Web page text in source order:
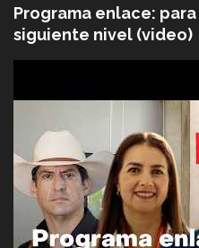
Programa enlace:
siguiente nivel (video)